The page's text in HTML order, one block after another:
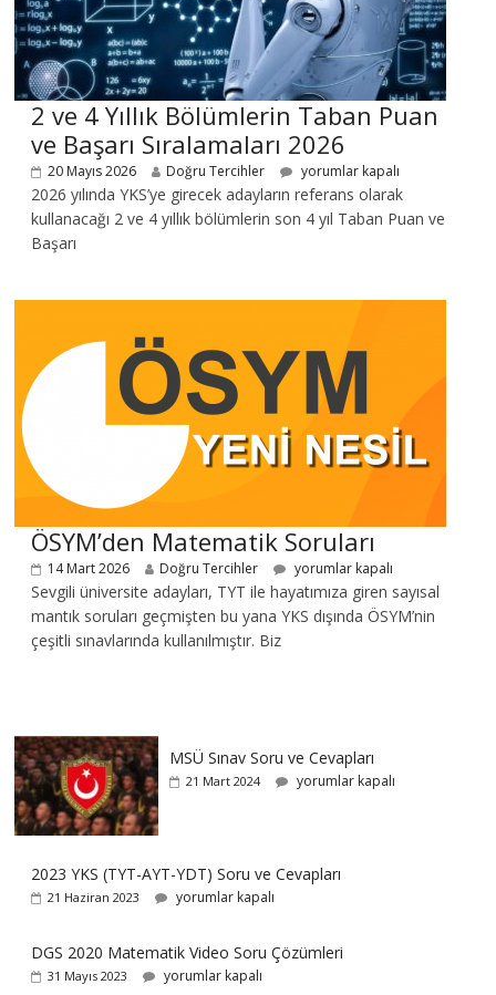
2 ve 4 Yıllık Bölümlerin Taban Puan
ve Başarı Sıralamaları 2026
20 Mayıs 2026 Doğru Tercihler yorumlar kapalı
2026 yılında YKS’ye girecek adayların referans olarak
kullanacağı 2 ve 4 yıllık bölümlerin son 4 yıl Taban Puan ve
Başarı
ÖSYM’den Matematik Soruları
14 Mart 2026 Doğru Tercihler yorumlar kapalı
Sevgili üniversite adayları, TYT ile hayatımıza giren sayısal
mantık soruları geçmişten bu yana YKS dışında ÖSYM’nin
çeşitli sınavlarında kullanılmıştır. Biz
MSÜ Sınav Soru ve Cevapları
21 Mart 2024 yorumlar kapalı
2023 YKS (TYT-AYT-YDT) Soru ve Cevapları
21 Haziran 2023 yorumlar kapalı
DGS 2020 Matematik Video Soru Çözümleri
31 Mayıs 2023 yorumlar kapalı